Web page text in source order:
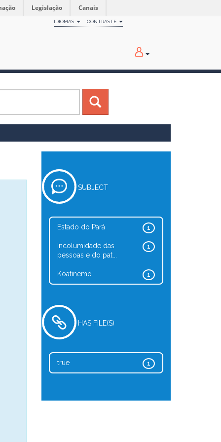
Legislação Canais
IDIOMAS CONTRASTE
SUBJECT
1
Estado do Pará
1
Incolumidade das
pessoas e do pat...
1
Koatinemo
HAS FILE(S)
1
true